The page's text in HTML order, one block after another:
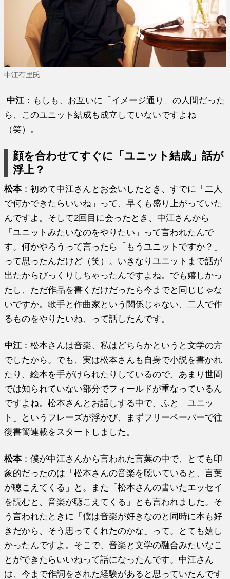
中江有里氏
中江 ：もしも、お互いに「イメージ通り」の人間だった
ら、このユニット結成も成立していないですよね
（笑）。
顔を合わせてすぐに「ユニット結成」話が
浮上？
松本：初めて中江さんとお会いしたとき、すでに「二人
で何かできたらいいね」って、早くも盛り上がっていた
んですよ。そして2回目に会ったとき、中江さんから
「ユニットみたいなのをやりたい」って言われたんで
す。何かやろうって言ったら「もうユニットですか？」
って思ったんだけど（笑）。いきなりユニットまで話が
出たからびっくりしちゃったんですよね。でも嬉しかっ
たし、ただ作品を書くだけだったら今までと同じじゃな
いですか。歌手と作曲家という関係じゃない、二人で作
るものをやりたいね、って話したんです。
中江 ：松本さんは音楽、私はどちらかというと文学の方
でしたから。でも、実は松本さんも自身で小説を書かれ
たり、絵本を手がけられたりしているので、あまり世間
では知られていない部分でフィールドが重なっているん
ですよね。松本さんとお話しする中で、ふと「ユニッ
ト」というフレーズが浮かび、まずフリーペーパーで往
復書簡連載をスタートしました。
松本：僕が中江さんから言われた言葉の中で、とても印
象的だったのは「松本さんの音楽を聴いていると、言葉
が聴こえてくる」と。また「松本さんの書いたエッセイ
を読むと、音楽が聴こえてくる」とも言われました。そ
う言われたときに「僕は音楽が好きなのと同時に本も好
きだから、そう思ってくれたのかな」って。とても嬉し
かったんですよ。そこで、音楽と文学の融合みたいなこ
とができたらいいねって話になったんです。中江さん
は、今まで作詞をされた経験があると思っていたんです